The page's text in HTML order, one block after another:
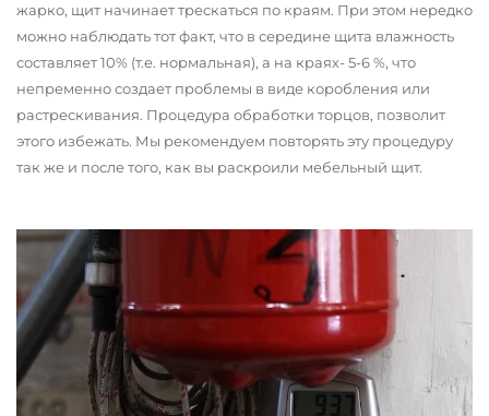
жарко, щит начинает трескаться по краям. При этом нередко
можно наблюдать тот факт, что в середине щита влажность
составляет 10% (т.е. нормальная), а на краях- 5-6 %, что
непременно создает проблемы в виде коробления или
растрескивания. Процедура обработки торцов, позволит
этого избежать. Мы рекомендуем повторять эту процедуру
так же и после того, как вы раскроили мебельный щит.